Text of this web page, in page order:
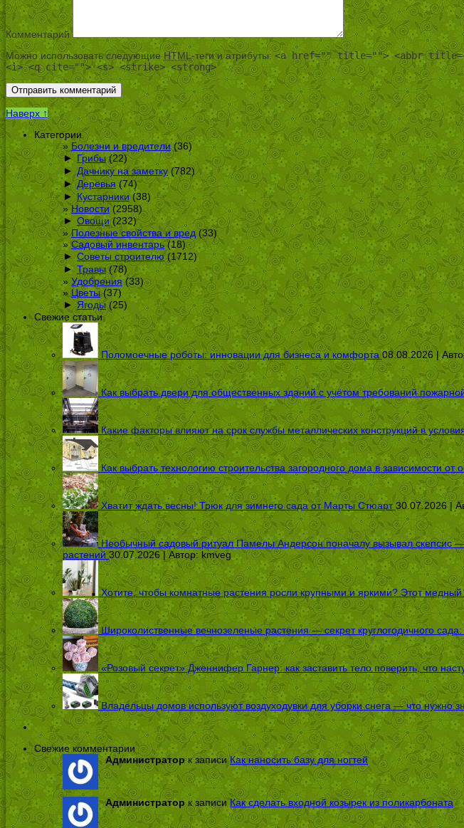
Комментарий
Можно использовать следующие HTML-теги и атрибуты: <a href="" title=""> <abbr
<i> <q cite=""> <s> <strike> <strong>
Наверх ↑
Категории
Болезни и вредители(36)
► Грибы(22)
► Дачнику на заметку (782)
► Деревья (74)
► Кустарники (38)
Новости(2958)
► Овощи(232)
Полезные свойства и вред (33)
Садовый инвентарь(18)
► Советы строителю(1712)
► Травы(78)
Удобрения(33)
Цветы(37)
► Ягоды(25)
Свежие статьи
Поломоечные роботы: инновации для бизнеса и комфорта 08.08.2026 |
Как выбрать двери для общественных зданий с учётом требований
Какие факторы влияют на срок службы металлических конструкций в
Как выбрать технологию строительства загородного дома в зависимости от
Хватит ждать весны! Трюк для зимнего сада от Марты Стюарт 30.07.2026 |
Необычный садовый ритуал Памелы Андерсон поначалу вызывал скепсис —
растений 30.07.2026 | Автор: kmveg
Хотите, чтобы комнатные растения росли крупными и яркими? Этот
Широколиственные вечнозеленые растения — секрет круглогодичного
«Розовый секрет» Дженнифер Гарнер: как заставить тело поверить, что
Владельцы домов используют воздуходувки для уборки снега — что нужно
Свежие комментарии
Администраторк записиКак наносить базу для ногтей
Администратор к записиКак сделать входной козырек из поликарбоната